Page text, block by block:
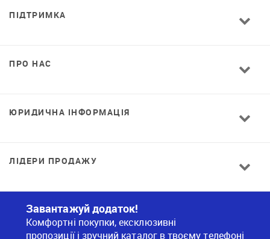
ПІДТРИМКА
ПРО НАС
ЮРИДИЧНА ІНФОРМАЦІЯ
ЛІДЕРИ ПРОДАЖУ
Завантажуй додаток!
Комфортні покупки, ексклюзивні
пропозиції і зручний каталог в твоєму телефоні